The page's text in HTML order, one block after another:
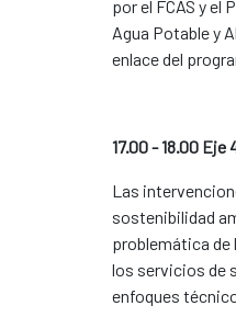
por el FCAS y el
Agua Potable y
enlace del
17.00 - 18.00
Las
sostenibilidad
problemática de
los servicios de
enfoques